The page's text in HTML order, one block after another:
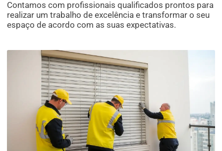
Contamos com profissionais qualificados prontos para
realizar um trabalho de excelência e transformar o seu
espaço de acordo com as suas expectativas.